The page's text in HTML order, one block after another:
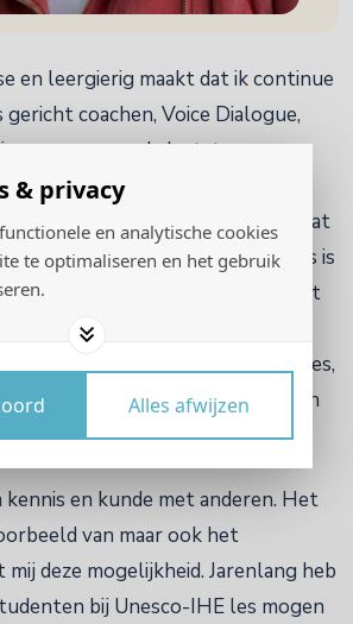
& privacy
en analytische cookies
te optimaliseren en het gebruik
Alles afwijzen
en leergierig maakt dat ik continue
coachen, Voice Dialogue,
een paar van de laatste
eigen gemaakt heb. Het is ook
methodieken te beheersen zodat
voor de coachee. Ieder mens is
de mogelijkheid geven het
te halen. Ik help mensen
van hun dromen en ambities,
weg te onderzoeken en zo toch
te kunnen komen.
kennis en kunde met anderen. Het
van maar ook het
deze mogelijkheid. Jarenlang heb
bij Unesco-IHE les mogen